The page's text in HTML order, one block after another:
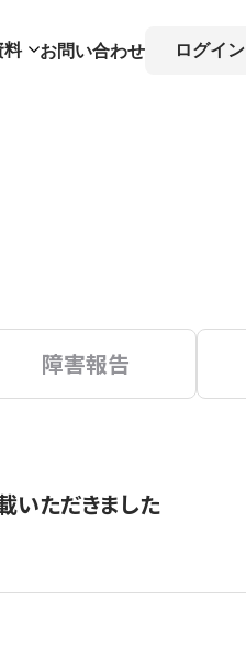
料 お問い合わせ ログイン
障害報告
いただきました